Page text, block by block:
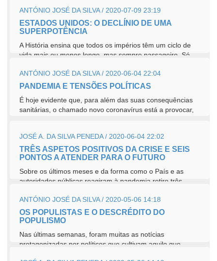
ANTÓNIO JOSÉ DA SILVA / 2020-07-09 23:19
ESTADOS UNIDOS: O DECLÍNIO DE UMA
SUPERPOTÊNCIA
A História ensina que todos os impérios têm um ciclo de
vida mais ou menos longo, mas sempre passageiro. Só
ANTÓNIO JOSÉ DA SILVA / 2020-06-04 22:04
PANDEMIA E TENSÕES POLÍTICAS
É hoje evidente que, para além das suas consequências
sanitárias, o chamado novo coronavírus está a provocar,
JOSÉ A. DA SILVA PENEDA / 2020-06-04 22:02
TRÊS ASPETOS POSITIVOS DA CRISE E SEIS
PONTOS A ATENDER PARA O FUTURO
Sobre os últimos meses e da forma como o País e as
autoridades públicas reagiram à pandemia retiro três
ANTÓNIO JOSÉ DA SILVA / 2020-05-06 14:18
OS POPULISTAS E O DESCRÉDITO DO
POPULISMO
Nas últimas semanas, foram muitas as notícias
protagonizadas por políticos que cultivam aquilo que